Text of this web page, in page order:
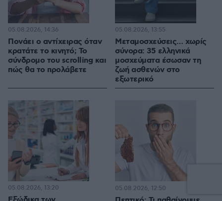
Πονάει ο αντίχειρας όταν
κρατάτε το κινητό; Το
σύνδρομο του scrolling και
πώς θα το προλάβετε
05.08.2026, 14:36
Μεταμοσχεύσεις… χωρίς
σύνορα: 35 ελληνικά
μοσχεύματα έσωσαν τη
ζωή ασθενών στο
εξωτερικό
05.08.2026, 13:55
05.08.2026, 13:20 05.08.2026, 12:50